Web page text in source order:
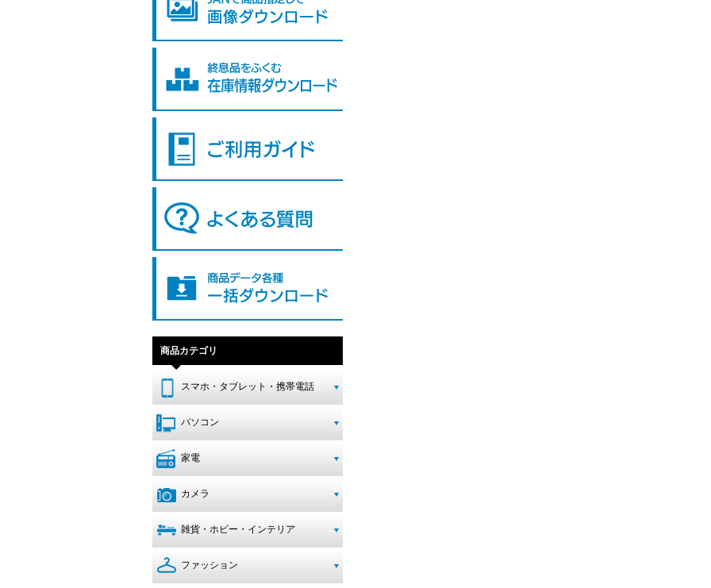
商品カテゴリ
スマホ・タブレット・携帯電話
パソコン
家電
カメラ
雑貨・ホビー・インテリア
ファッション